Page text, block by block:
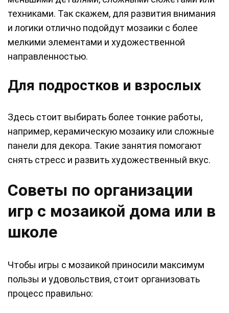
техниками. Так скажем, для развития внимания
и логики отлично подойдут мозаики с более
мелкими элементами и художественной
направленностью.
Для подростков и взрослых
Здесь стоит выбирать более тонкие работы,
например, керамическую мозаику или сложные
панели для декора. Такие занятия помогают
снять стресс и развить художественный вкус.
Советы по организации
игр с мозаикой дома или в
школе
Чтобы игры с мозаикой приносили максимум
пользы и удовольствия, стоит организовать
процесс правильно: